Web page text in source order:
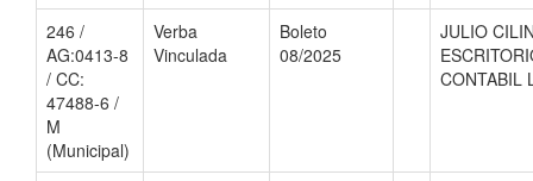
246 /
AG:0413-8
/ CC:
47488-6 /
M
(Municipal)
Verba
Vinculada
Boleto
08/2025
JULIO
CONTABIL